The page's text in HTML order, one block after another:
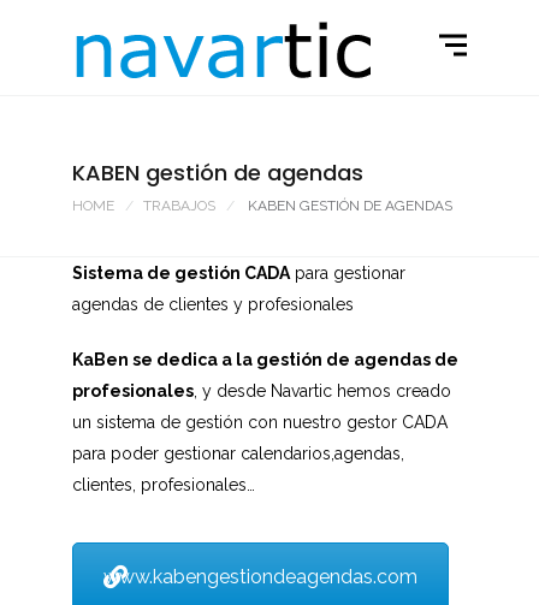
KABEN gestión de agendas
HOME TRABAJOS KABEN GESTIÓN DE AGENDAS
Sistema de gestión CADApara gestionar
agendas de clientes y profesionales
KaBen se dedica a la gestión de agendas de
profesionales, y desde Navartic hemos creado
un sistema de gestión con nuestro gestor CADA
para poder gestionar calendarios,agendas,
clientes, profesionales…
www.kabengestiondeagendas.com